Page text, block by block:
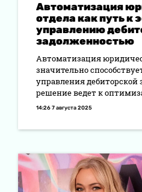
Автоматизация
отдела как путь к
управлению
задолженностью
Автоматизация
значительно
управления дебиторской
решение ведет к
14:26 7 августа 2025